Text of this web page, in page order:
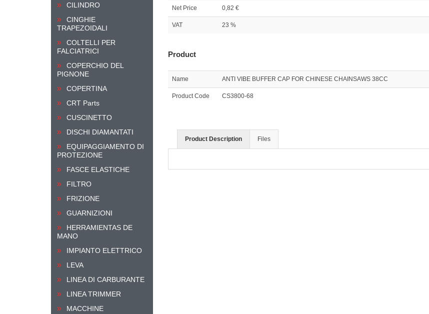
CILINDRO
CINGHIE
TRAPEZOIDALI
COLTELLI PER
FALCIATRICI
COPERCHIO DEL
PIGNONE
COPERTINA
CRT Parts
CUSCINETTO
DISCHI DIAMANTATI
EQUIPAGGIAMENTO DI
PROTEZIONE
FASCE ELASTICHE
FILTRO
FRIZIONE
GUARNIZIONI
HERRAMIENTAS DE
MANO
IMPIANTO ELETTRICO
LEVA
LINEA DI CARBURANTE
LINEA TRIMMER
MACCHINE
Net Price 0,82 €
VAT 23 %
Product
Name ANTI VIBE BUFFER CAP FOR CHINESE CHAINSAWS 38CC
Product Code CS3800-68
Product Description Files